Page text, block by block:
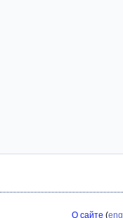
О сайте (eng